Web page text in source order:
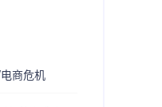
商危机